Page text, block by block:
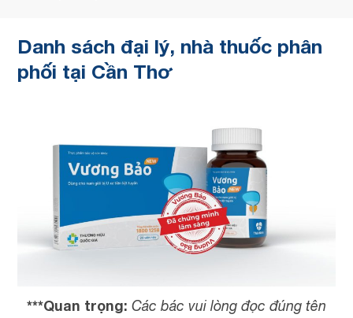
Danh sách đại lý, nhà thuốc phân
phối tại Cần Thơ
***Quan trọng: Các bác vui lòng đọc đúng tên